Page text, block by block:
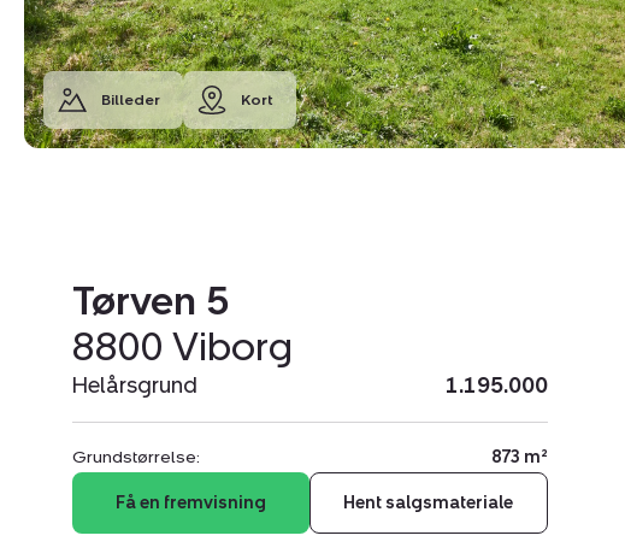
Billeder Kort
Tørven 5
8800 Viborg
Helårsgrund 1.195.000
Grundstørrelse: 873 m²
Få en fremvisning Hent salgsmateriale